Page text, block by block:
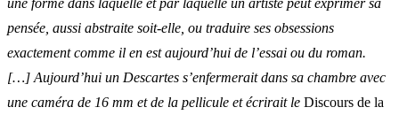
pensée, aussi abstraite soit-elle, ou traduire ses obsessions
exactement comme il en est aujourd’hui de l’essai ou du roman.
[…] Aujourd’hui un Descartes s’enfermerait dans sa chambre avec
une caméra de 16 mm et de la pellicule et écrirait le Discours de la